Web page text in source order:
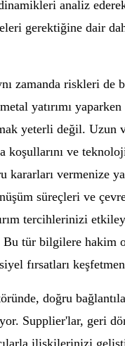
dinamikleri analiz
gerektiğine dair
zamanda riskleri de
yatırımı
yeterli değil. Uzun
koşullarını ve
kararları vermenize
süreçleri ve
tercihlerinizi
Bu tür bilgilere hakim
fırsatları
doğru
Supplier'lar, geri
ilişkilerinizi